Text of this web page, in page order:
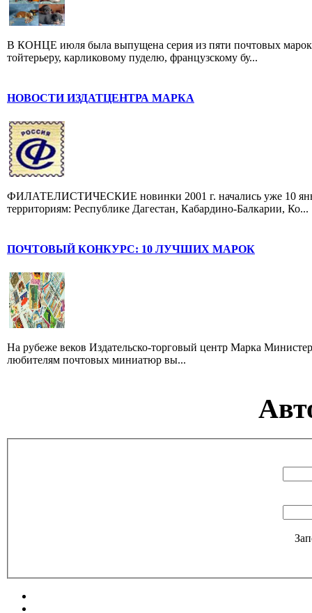
В КОНЦЕ июля была выпущена серия из пяти почтовых
тойтерьеру, карликовому пуделю, французскому бу...
НОВОСТИ ИЗДАТЦЕНТРА МАРКА
ФИЛАТЕЛИСТИЧЕСКИЕ новинки 2001 г. начались уже 10
территориям: Республике Дагестан, Кабардино-Балкарии, Ко...
ПОЧТОВЫЙ КОНКУРС: 10 ЛУЧШИХ МАРОК
На рубеже веков Издательско-торговый центр Марка
любителям почтовых миниатюр вы...